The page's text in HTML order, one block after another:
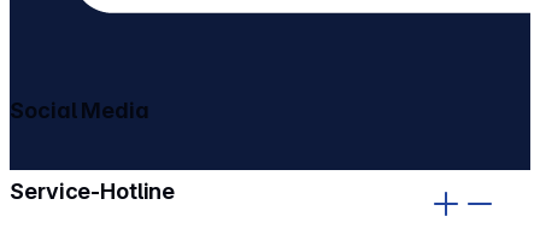
Service-Hotline
Social Media